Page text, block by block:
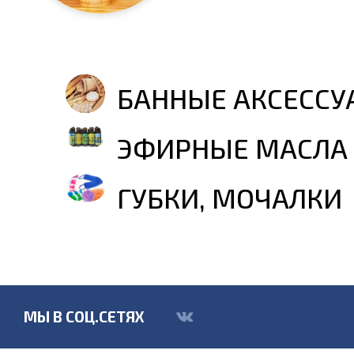
БАННЫЕ
ЭФИРНЫЕ МАСЛА
ГУБКИ, МОЧАЛКИ
МЫ В СОЦ.СЕТЯХ